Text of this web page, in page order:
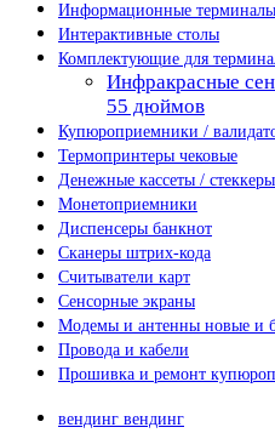
Информационные терминалы
Интерактивные столы
Комплектующие для
Инфракрасные
55 дюймов
Купюроприемники /
Термопринтеры чековые
Денежные кассеты /
Монетоприемники
Диспенсеры банкнот
Сканеры штрих-кода
Считыватели карт
Сенсорные экраны
Модемы и антенны новые и
Провода и кабели
Прошивка и ремонт
вендинг вендинг